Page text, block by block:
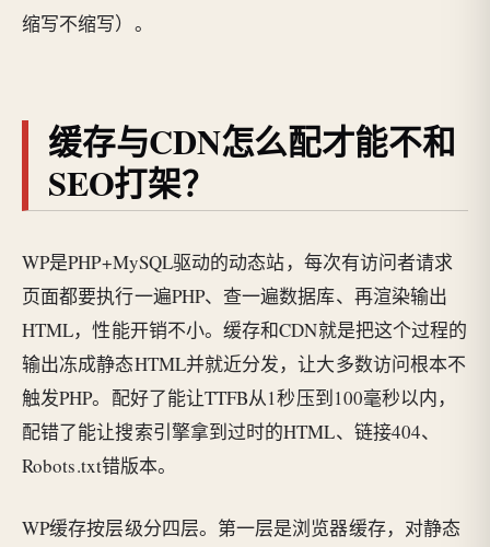
缩写不缩写）。
缓存与CDN怎么配才能不和
SEO打架？
WP是PHP+MySQL驱动的动态站，每次有访问者请求
页面都要执行一遍PHP、查一遍数据库、再渲染输出
HTML，性能开销不小。缓存和CDN就是把这个过程的
输出冻成静态HTML并就近分发，让大多数访问根本不
触发PHP。配好了能让TTFB从1秒压到100毫秒以内，
配错了能让搜索引擎拿到过时的HTML、链接404、
Robots.txt错版本。
WP缓存按层级分四层。第一层是浏览器缓存，对静态